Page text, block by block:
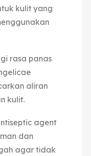
kulit yang
rasa panas
aliran
kulit.
agent
dan
agar tidak